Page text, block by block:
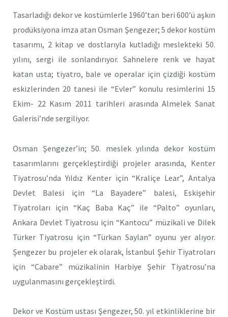
Tasarladığı dekor ve kostümlerle 1960’tan beri 600’ü aşkın
prodüksiyona imza atan Osman Şengezer; 5 dekor kostüm
tasarımı, 2 kitap ve dostlarıyla kutladığı meslekteki 50.
yılını, sergi ile sonlandırıyor. Sahnelere renk ve hayat
katan usta; tiyatro, bale ve operalar için çizdiği kostüm
eskizlerinden 20 tanesi ile “Evler” konulu resimlerini 15
Ekim- 22 Kasım 2011 tarihleri arasında Almelek Sanat
Galerisi’nde sergiliyor.
Osman Şengezer’in; 50. meslek yılında dekor kostüm
tasarımlarını gerçekleştirdiği projeler arasında, Kenter
Tiyatrosu’nda Yıldız Kenter için “Kraliçe Lear”, Antalya
Devlet Balesi için “La Bayadere” balesi, Eskişehir
Tiyatroları için “Kaç Baba Kaç” ile “Palto” oyunları,
Ankara Devlet Tiyatrosu için “Kantocu” müzikali ve Dilek
Türker Tiyatrosu için “Türkan Saylan” oyunu yer alıyor.
Şengezer bu projeler ek olarak, İstanbul Şehir Tiyatroları
için “Cabare” müzikalinin Harbiye Şehir Tiyatrosu’na
uygulanmasını gerçekleştirdi.
Dekor ve Kostüm ustası Şengezer, 50. yıl etkinliklerine bir